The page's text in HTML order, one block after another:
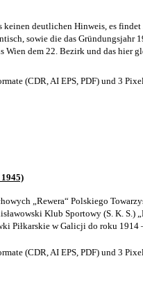
keinen deutlichen Hinweis, es
sowie die das Gründungsjahr
Wien dem 22. Bezirk und das hier
(CDR, AI EPS, PDF) und 3
„Rewera“ Polskiego
Klub Sportowy (S. K. S.)
Piłkarskie w Galicji do roku
(CDR, AI EPS, PDF) und 3